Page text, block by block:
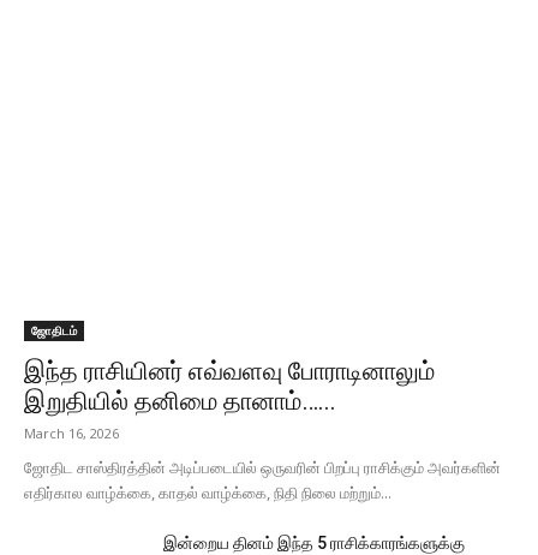
ஜோதிடம்
இந்த ராசியினர் எவ்வளவு போராடினாலும்
இறுதியில் தனிமை தானாம்…...
March 16, 2026
ஜோதிட சாஸ்திரத்தின் அடிப்படையில் ஒருவரின் பிறப்பு ராசிக்கும் அவர்களின்
எதிர்கால வாழ்க்கை, காதல் வாழ்க்கை, நிதி நிலை மற்றும்...
இன்றைய தினம் இந்த 5 ராசிக்காரங்களுக்கு